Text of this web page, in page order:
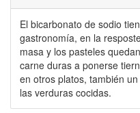
El bicarbonato de sodio
gastronomía, en la
masa y los pasteles
carne duras a ponerse
en otros platos, también
las verduras cocidas.